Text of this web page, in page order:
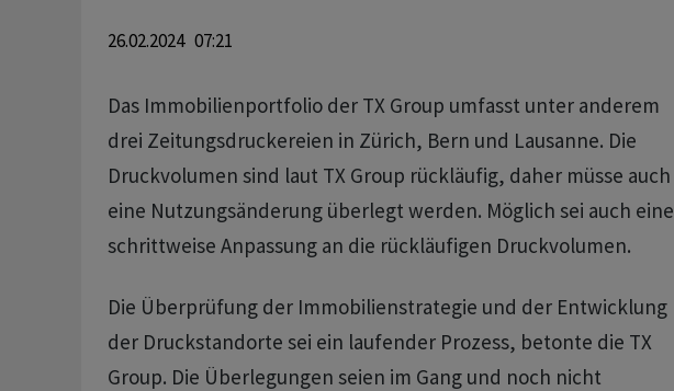
26.02.2024 07:21
Das Immobilienportfolio der TX Group umfasst unter anderem
drei Zeitungsdruckereien in Zürich, Bern und Lausanne. Die
Druckvolumen sind laut TX Group rückläufig, daher müsse auch
eine Nutzungsänderung überlegt werden. Möglich sei auch eine
schrittweise Anpassung an die rückläufigen Druckvolumen.
Die Überprüfung der Immobilienstrategie und der Entwicklung
der Druckstandorte sei ein laufender Prozess, betonte die TX
Group. Die Überlegungen seien im Gang und noch nicht